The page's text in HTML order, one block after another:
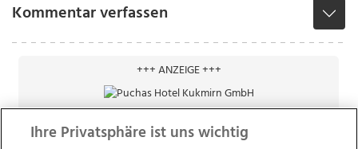
Kommentar verfassen
+++ ANZEIGE +++
Ihre Privatsphäre ist uns wichtig